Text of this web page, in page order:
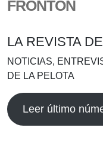
FRONTÓN
LA REVISTA
NOTICIAS,
DE LA PELOTA
Leer último